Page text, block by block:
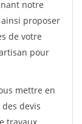
notre
proposer
de votre
pour
mettre en
devis